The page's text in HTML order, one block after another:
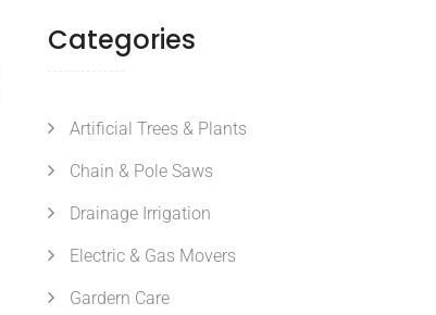
Categories
Artificial Trees & Plants
Chain & Pole Saws
Drainage Irrigation
Electric & Gas Movers
Gardern Care